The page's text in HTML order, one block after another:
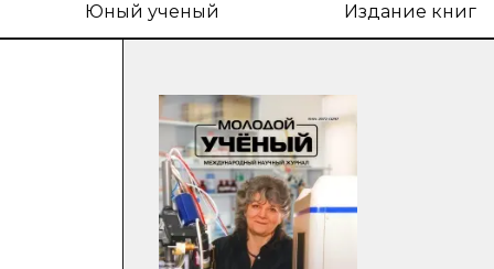
Юный ученый Издание книг